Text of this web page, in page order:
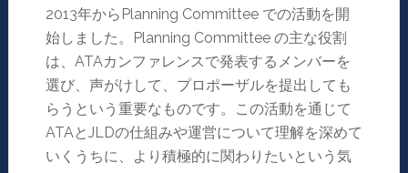
2013年からPlanning Committee での活動を開
始しました。Planning Committee の主な役割
は、ATAカンファレンスで発表するメンバーを
選び、声がけして、プロポーザルを提出しても
らうという重要なものです。この活動を通じて
ATAとJLDの仕組みや運営について理解を深めて
いくうちに、より積極的に関わりたいという気